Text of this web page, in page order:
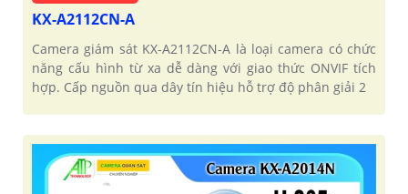
KX-A2112CN-A
Camera giám sát KX-A2112CN-A là loại camera có chức
năng cấu hình từ xa dễ dàng với giao thức ONVIF tích
hợp. Cấp nguồn qua dây tín hiệu hỗ trợ độ phân giải 2